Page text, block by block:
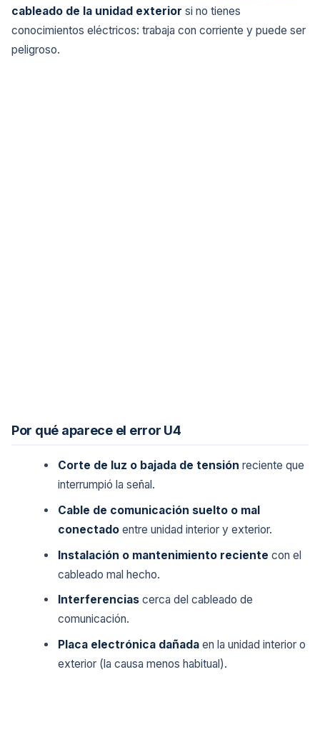
cableado de la unidad exterior si no tienes
conocimientos eléctricos: trabaja con corriente y puede ser
peligroso.
Por qué aparece el error U4
Corte de luz o bajada de tensión reciente que
interrumpió la señal.
Cable de comunicación suelto o mal
conectado entre unidad interior y exterior.
Instalación o mantenimiento reciente con el
cableado mal hecho.
Interferencias cerca del cableado de
comunicación.
Placa electrónica dañada en la unidad interior o
exterior (la causa menos habitual).